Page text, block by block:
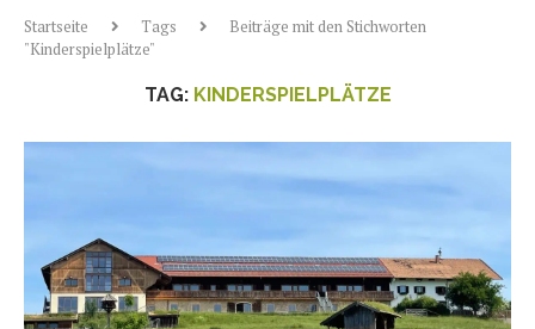
Startseite Tags
Beiträge mit den Stichworten
"Kinderspielplätze"
TAG: KINDERSPIELPLÄTZE